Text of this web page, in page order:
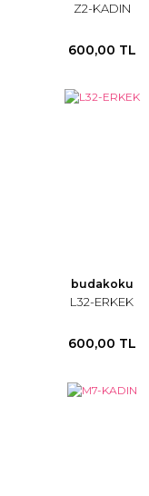
Z2-KADIN
600,00 TL
budakoku
L32-ERKEK
600,00 TL